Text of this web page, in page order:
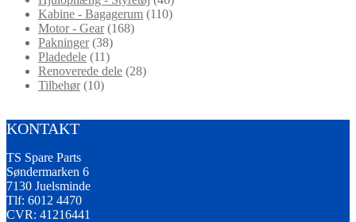
Kabine - Bagagerum (110)
Motor - Gear (168)
Pakninger (38)
Pladedele (11)
Renoverede dele (28)
Tilbehør (10)
KONTAKT
TS Spare Parts
Søndermarken 6
7130 Juelsminde
Tlf: 6012 4470
CVR: 41216441